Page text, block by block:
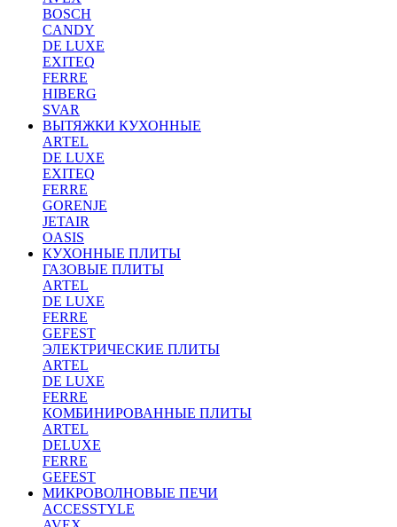
BOSCH
CANDY
DE LUXE
EXITEQ
FERRE
HIBERG
SVAR
ВЫТЯЖКИ КУХОННЫЕ
ARTEL
DE LUXE
EXITEQ
FERRE
GORENJE
JETAIR
OASIS
КУХОННЫЕ ПЛИТЫ
ГАЗОВЫЕ ПЛИТЫ
ARTEL
DE LUXE
FERRE
GEFEST
ЭЛЕКТРИЧЕСКИЕ ПЛИТЫ
ARTEL
DE LUXE
FERRE
КОМБИНИРОВАННЫЕ ПЛИТЫ
ARTEL
DELUXE
FERRE
GEFEST
МИКРОВОЛНОВЫЕ ПЕЧИ
ACCESSTYLE